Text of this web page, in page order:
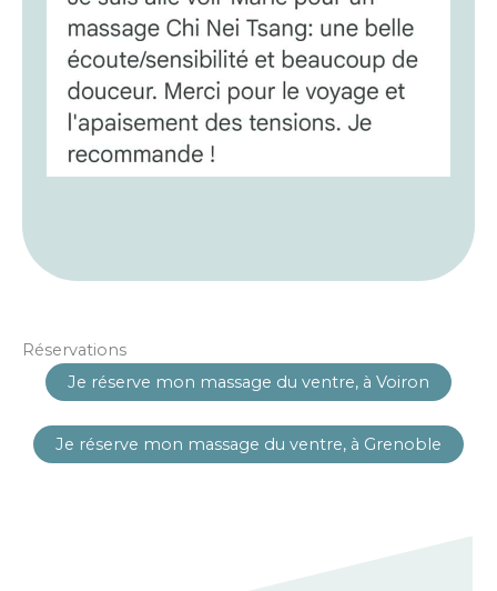
Réservations
Je réserve mon massage du ventre, à Voiron
Je réserve mon massage du ventre, à Grenoble